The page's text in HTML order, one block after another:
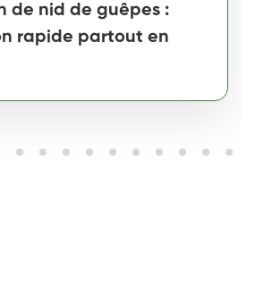
de nid de guêpes :
rapide partout en